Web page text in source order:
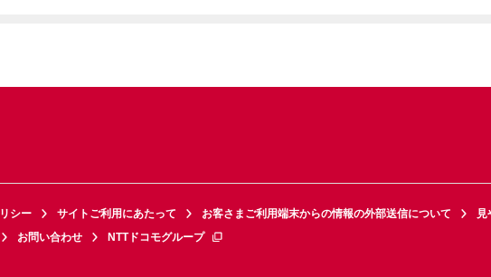
シー サイトご利用にあたって お客さまご利用端末からの情報の外部送信について
見
お問い合わせ NTTドコモグループ